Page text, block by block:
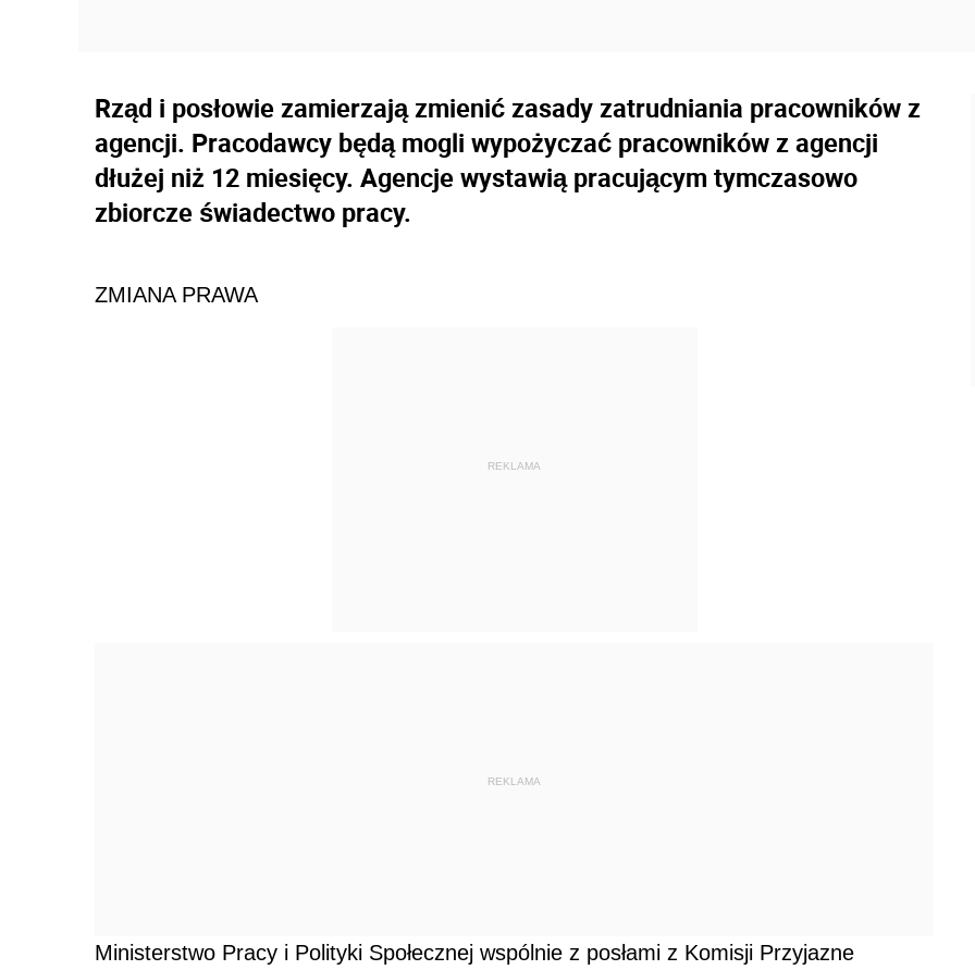
Rząd i posłowie zamierzają zmienić zasady zatrudniania pracowników z
agencji. Pracodawcy będą mogli wypożyczać pracowników z agencji
dłużej niż 12 miesięcy. Agencje wystawią pracującym tymczasowo
zbiorcze świadectwo pracy.
ZMIANA PRAWA
REKLAMA
REKLAMA
Ministerstwo Pracy i Polityki Społecznej wspólnie z posłami z Komisji Przyjazne